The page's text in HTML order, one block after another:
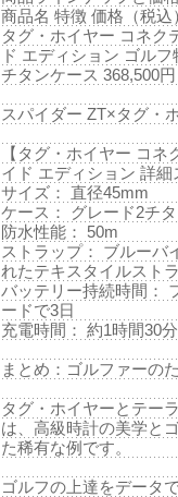
商品名 特徴 価格（税込
タグ・ホイヤー コネク
ド エディション ゴル
チタンケース 368,500円
スパイダー ZT×タグ・
【タグ・ホイヤー コ
イド エディション 詳細
サイズ： 直径45mm
ケース： グレード2チ
防水性能： 50m
ストラップ： ブルーバ
れたテキスタイルスト
バッテリー持続時間：
ードで3日
充電時間： 約1時間30
まとめ：ゴルファーの
タグ・ホイヤーとテー
は、高級時計の美学と
た稀有な例です。
ゴルフの上達をデータ